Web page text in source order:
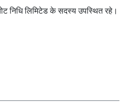
निधि लिमिटेड के सदस्य उपस्थित रहे।